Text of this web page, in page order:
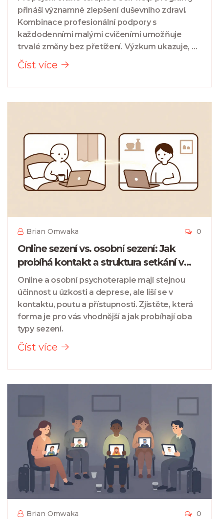
přináší významné zlepšení duševního zdraví.
Kombinace profesionální podpory s
každodenními malými cvičeními umožňuje
trvalé změny bez přetížení. Výzkum ukazuje, že
lidé, kteří pravidelně dělají jen 5 minut denně,
dosahují až o 61 % lepších výsledků než ti, kteří
Číst více
Brian Omwaka 0
Online sezení vs. osobní sezení: Jak
probíhá kontakt a struktura setkání v
psychoterapii
Online a osobní psychoterapie mají stejnou
účinnost u úzkosti a deprese, ale liší se v
kontaktu, poutu a přístupnosti. Zjistěte, která
forma je pro vás vhodnější a jak probíhají oba
typy sezení.
Číst více
Brian Omwaka 0